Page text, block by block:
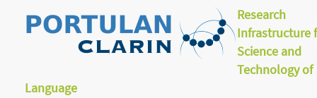
Research
Infrastructure
Science and
Technology of
Language